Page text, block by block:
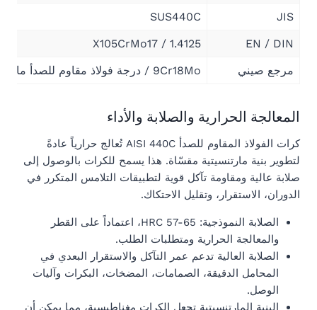
JIS
SUS440C
EN / DIN
X105CrMo17 / 1.4125
مرجع صيني
9Cr18Mo / درجة فولاذ مقاوم للصدأ مارتنسيتي عالي الكربون والكروم ذات صلة
المعالجة الحرارية والصلابة والأداء
كرات الفولاذ المقاوم للصدأ AISI 440C تُعالج حرارياً عادةً
لتطوير بنية مارتنسيتية مقسّاة. هذا يسمح للكرات بالوصول إلى
صلابة عالية ومقاومة تآكل قوية لتطبيقات التلامس المتكرر في
الدوران، الاستقرار، وتقليل الاحتكاك.
الصلابة النموذجية: HRC 57-65، اعتماداً على القطر
والمعالجة الحرارية ومتطلبات الطلب.
الصلابة العالية تدعم عمر التآكل والاستقرار البعدي في
المحامل الدقيقة، الصمامات، المضخات، البكرات وآليات
الوصل.
البنية المارتنسيتية تجعل الكرات مغناطيسية، مما يمكن أن